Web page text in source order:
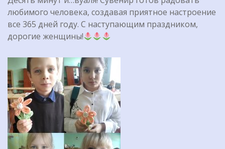
любимого человека, создавая приятное настроение
все 365 дней году. С наступающим праздником,
дорогие женщины!